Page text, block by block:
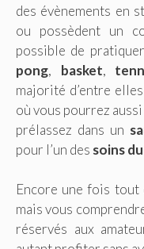
des évènements en
ou possèdent un
possible de
pong, basket,
majorité d’entre
où vous pourrez
prélassez dans un
pour l’un des soins
Encore une fois tout
mais vous
réservés aux